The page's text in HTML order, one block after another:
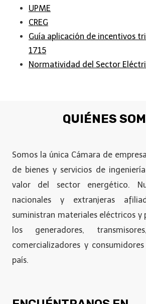
UPME
CREG
Guía aplicación de incentivos
1715
Normatividad del Sector
QUIÉNES
Somos la única Cámara de
de bienes y servicios de
valor del sector energético.
nacionales y extranjeras
suministran materiales eléctricos y
los generadores,
comercializadores y
país.